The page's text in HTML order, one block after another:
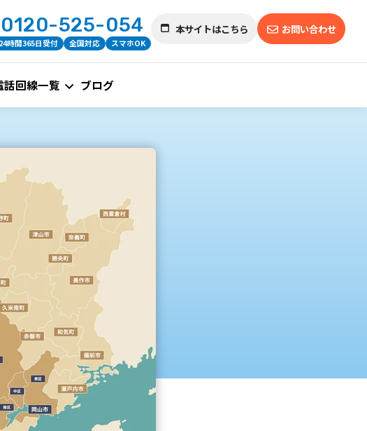
0120-525-054
24時間365日受付 全国対応 スマホOK
本サイトはこちら お問い合わせ
話回線一覧 ブログ